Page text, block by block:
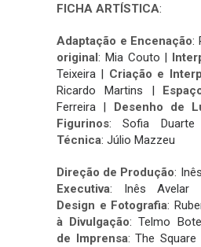
FICHA ARTÍSTICA:
Adaptação e Encenação:
original: Mia Couto |
Teixeira | Criação e
Ricardo Martins |
Ferreira | Desenho de
Figurinos: Sofia
Técnica: Júlio Mazzeu
Direção de Produção:
Executiva: Inês
Design e Fotografia:
à Divulgação: Telmo
de Imprensa: The Square